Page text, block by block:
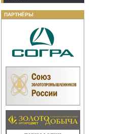
ПАРТНЁРЫ